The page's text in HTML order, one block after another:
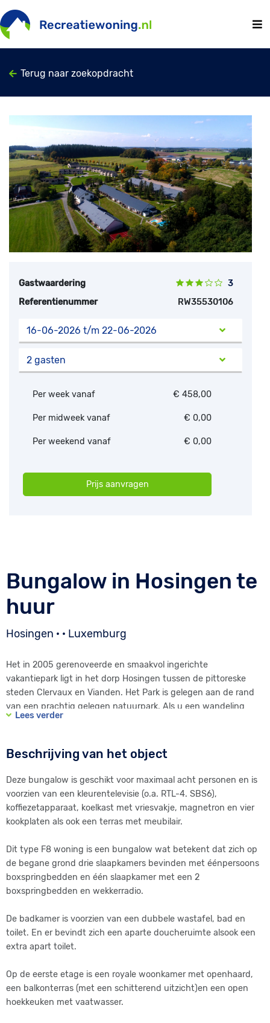
Terug naar zoekopdracht
Gastwaardering
3
Referentienummer
RW35530106
16-06-2026 t/m 22-06-2026
2 gasten
Per week vanaf € 458,00
Per midweek vanaf € 0,00
Per weekend vanaf € 0,00
Prijs aanvragen
Bungalow in Hosingen te
huur
Hosingen · · Luxemburg
Het in 2005 gerenoveerde en smaakvol ingerichte
vakantiepark ligt in het dorp Hosingen tussen de pittoreske
steden Clervaux en Vianden. Het Park is gelegen aan de rand
van een prachtig gelegen natuurpark. Als u een wandeling
wilt maken, kunt u ondertussen de prachtige omgeving
Europa genoemd.
En dat is zeker geen toeval want het gebied kent prachtige
rivieren en beken, bossen, wijngaarden en adembenemende
landschappen. In de winter, wanneer er genoeg sneeuw is
gevallen, kunt u uw persoonlijke route achter het park
Alle vakantiewoningen werden in 2005 stijlvol gerenoveerd. Zo
bent u verzekerd van een complete en ontspannende
vakantie! Het Park biedt haar gasten de volgende faciliteiten:
tafeltennis, speeltuinen, zwembad met apart babybad. Er is
gratis wifi in het hele park beschikbaar.
Lees verder
Beschrijving van het object
Deze bungalow is geschikt voor maximaal acht personen en is
voorzien van een kleurentelevisie (o.a. RTL-4. SBS6),
koffiezetapparaat, koelkast met vriesvakje, magnetron en vier
kookplaten als ook een terras met meubilair.
Dit type F8 woning is een bungalow wat betekent dat zich op
de begane grond drie slaapkamers bevinden met éénpersoons
boxspringbedden en één slaapkamer met een 2
boxspringbedden en wekkerradio.
De badkamer is voorzien van een dubbele wastafel, bad en
toilet. En er bevindt zich een aparte doucheruimte alsook een
extra apart toilet.
Op de eerste etage is een royale woonkamer met openhaard,
een balkonterras (met een schitterend uitzicht)en een open
hoekkeuken met vaatwasser.